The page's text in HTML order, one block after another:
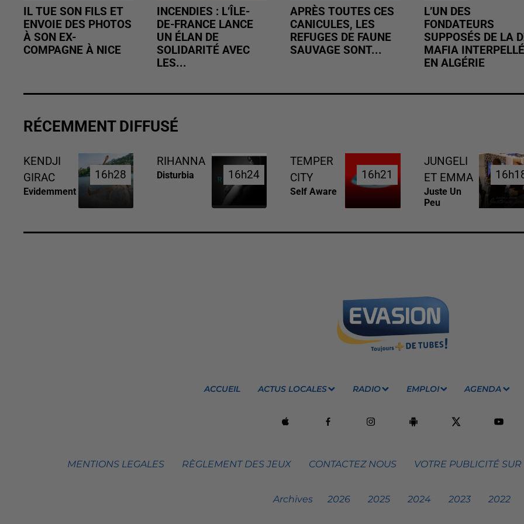
IL TUE SON FILS ET
ENVOIE DES PHOTOS
À SON EX-
COMPAGNE À NICE
INCENDIES : L’ÎLE-
DE-FRANCE LANCE
UN ÉLAN DE
SOLIDARITÉ AVEC
LES...
APRÈS TOUTES CES
CANICULES, LES
REFUGES DE FAUNE
SAUVAGE SONT...
L’UN DES
FONDATEURS
SUPPOSÉS DE LA
MAFIA INTERPELLÉ
EN ALGÉRIE
RÉCEMMENT DIFFUSÉ
KENDJI
GIRAC
Evidemment
16h28
16h28
RIHANNA
Disturbia 16h24
16h24
TEMPER
CITY
Self Aware
16h21
16h21
JUNGELI
ET EMMA
Juste Un
Peu
ACCUEIL ACTUS LOCALES RADIO EMPLOI AGENDA
MENTIONS LEGALES RÈGLEMENT DES JEUX CONTACTEZ NOUS VOTRE PUBLICITÉ
Archives 2026 2025 2024 2023 2022